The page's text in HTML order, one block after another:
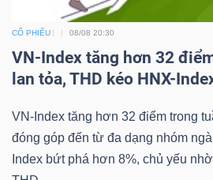
CỔ PHIẾU 08/08 20:30
VN-Index tăng hơn 32
lan tỏa, THD kéo HNX-
VN-Index tăng hơn 32 điểm trong
đóng góp đến từ đa dạng nhóm
Index bứt phá hơn 8%, chủ yếu
CÔNG
THÔNG
TIN